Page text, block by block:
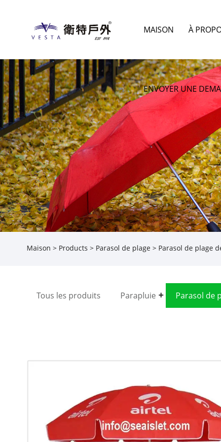
MAISON À
ENVOYER UNE
Maison > Products > Parasol de plage> Parasol de plage
Tous les produits Parapluie Parasol de